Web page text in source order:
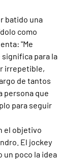
batido una
como
"Me
para la
irrepetible,
de tantos
persona que
para seguir
el objetivo
El jockey
un poco la idea